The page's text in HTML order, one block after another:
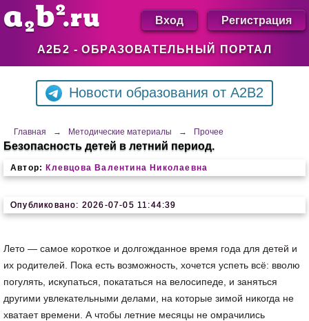
А2Б2 - ОБРАЗОВАТЕЛЬНЫЙ ПОРТАЛ
Вход Регистрация
Новости образования от A2B2
Главная → Методические материалы → Прочее
Безопасность детей в летний период.
Автор: Клевцова Валентина Николаевна
Опубликовано: 2026-07-05 11:44:39
Лето — самое короткое и долгожданное время года для детей и
их родителей. Пока есть возможность, хочется успеть всё: вволю
погулять, искупаться, покататься на велосипеде, и заняться
другими увлекательными делами, на которые зимой никогда не
хватает времени. А чтобы летние месяцы не омрачились